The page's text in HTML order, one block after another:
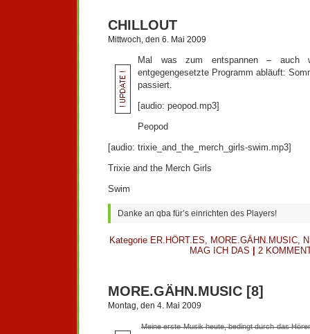
CHILLOUT
Mittwoch, den 6. Mai 2009
Mal was zum entspannen – auch
entgegengesetzte Programm abläuft:
passiert.
[audio: peopod.mp3]
Peopod
[audio: trixie_and_the_merch_girls-swim.mp3]
Trixie and the Merch Girls
Swim
Danke an qba für’s einrichten des Players!
Kategorie ER.HÖRT.ES, MORE.GÄHN.MUSIC,
MAG ICH DAS
2
MORE.GÄHN.MUSIC [8]
Montag, den 4. Mai 2009
Meine erste Musik heute, bedingt durch das